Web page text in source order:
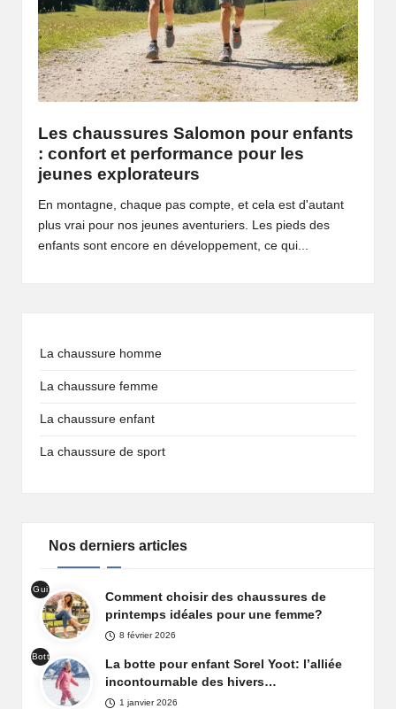
Les chaussures Salomon pour enfants
: confort et performance pour les
jeunes explorateurs
En montagne, chaque pas compte, et cela est d'autant
plus vrai pour nos jeunes aventuriers. Les pieds des
enfants sont encore en développement, ce qui...
La chaussure homme
La chaussure femme
La chaussure enfant
La chaussure de sport
Nos derniers articles
Gui
de
cha
ure
prin
tem
Comment choisir des chaussures de
printemps idéales pour une femme?
8 février 2026
Bott
es
de
La botte pour enfant Sorel Yoot: l’alliée
incontournable des hivers…
1 janvier 2026